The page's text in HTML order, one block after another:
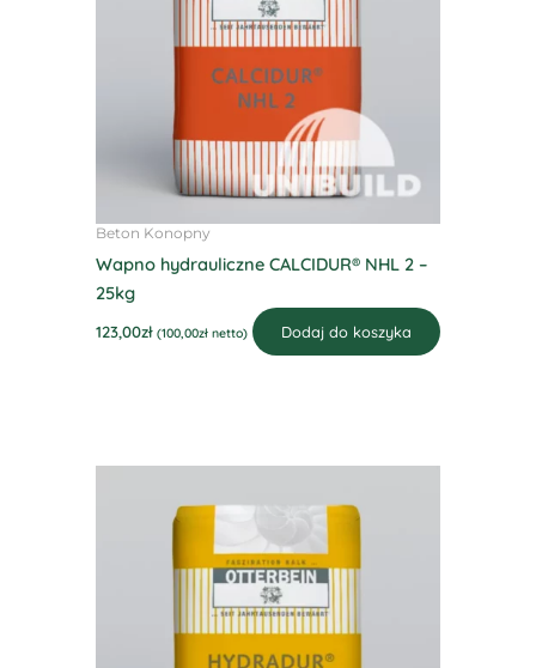
Beton Konopny
Wapno hydrauliczne CALCIDUR® NHL 2 –
25kg
123,00zł (100,00zł netto) Dodaj do koszyka